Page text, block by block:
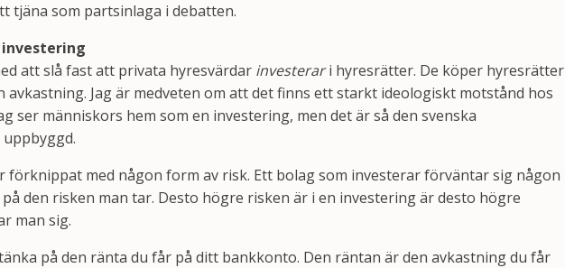
tjäna som partsinlaga i debatten.
att slå fast att privata hyresvärdar investerari hyresrätter. De köper hyresrätter
avkastning. Jag är medveten om att det finns ett starkt ideologiskt motstånd hos
ser människors hem som en investering, men det är så den svenska
förknippat med någon form av risk. Ett bolag som investerar förväntar sig någon
den risken man tar. Desto högre risken är i en investering är desto högre
man sig.
på den ränta du får på ditt bankkonto. Den räntan är den avkastning du får